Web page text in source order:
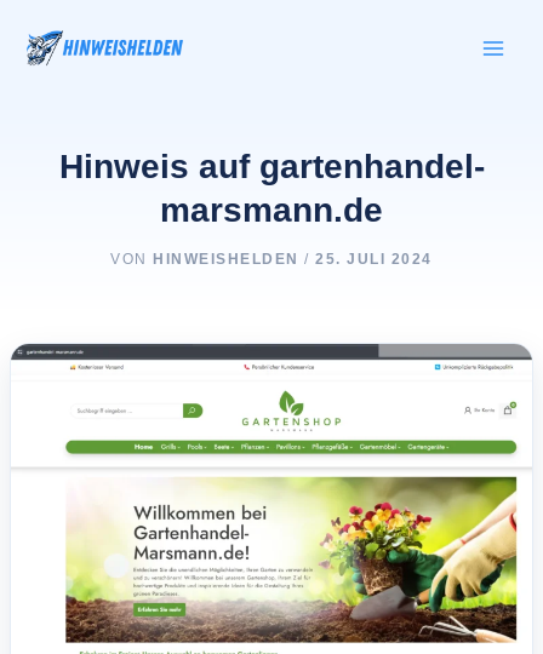
Inhalt
springen
Hinweis auf gartenhandel-
marsmann.de
VON HINWEISHELDEN/25. JULI 2024